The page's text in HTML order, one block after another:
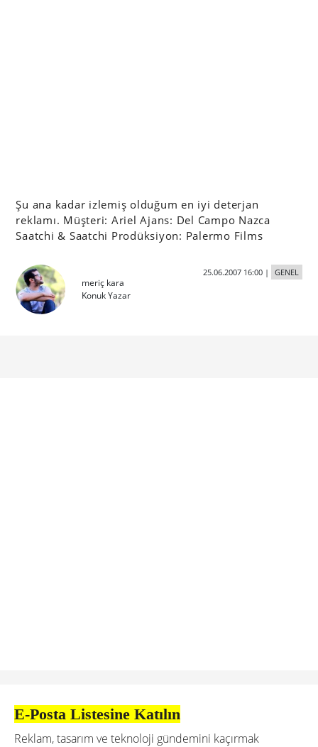
Şu ana kadar izlemiş olduğum en iyi deterjan
reklamı. Müşteri: Ariel Ajans: Del Campo Nazca
Saatchi & Saatchi Prodüksiyon: Palermo Films
meriç kara
Konuk Yazar
25.06.2007 16:00| GENEL
E-Posta Listesine Katılın
Reklam, tasarım ve teknoloji gündemini kaçırmak